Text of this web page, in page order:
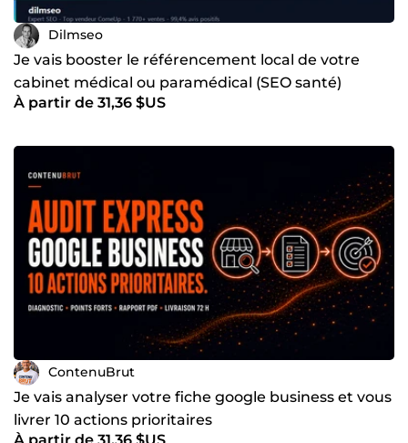
Dilmseo
Je vais booster le référencement local de votre
cabinet médical ou paramédical (SEO santé)
À partir de 31,36 $US
ContenuBrut
Je vais analyser votre fiche google business et vous
livrer 10 actions prioritaires